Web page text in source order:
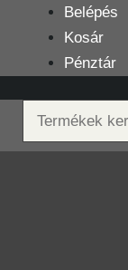
tartalomba
Belépés
Kosár
Pénztár
Keresés